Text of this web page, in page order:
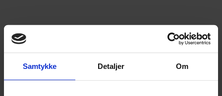
Samtykke Detaljer Om
GOD CENTRAL BELIGGENHED CA. 2½ KM FRA VIBORG
CENTRUM. I NÆRHEDEN FINDES
Ejendommen består af 36 stk. 2- og 3-værelses